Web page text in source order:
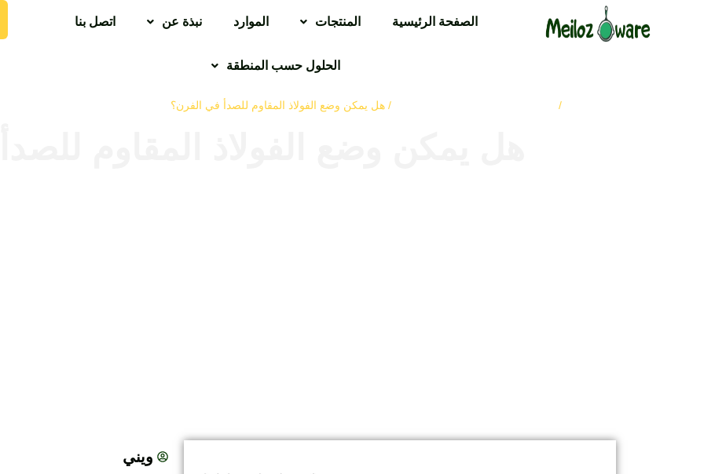
الصفحة الرئيسية المنتجات الموارد نبذة عن اتصل بنا
الحلول حسب المنطقة
/ / هل يمكن وضع الفولاذ المقاوم للصدأ في الفرن؟
ويني